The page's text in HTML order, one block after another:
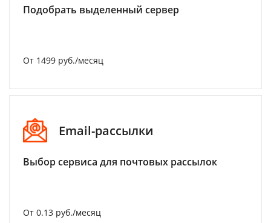
Подобрать выделенный сервер
От 1499 руб./месяц
Email-рассылки
Выбор сервиса для почтовых рассылок
От 0.13 руб./месяц